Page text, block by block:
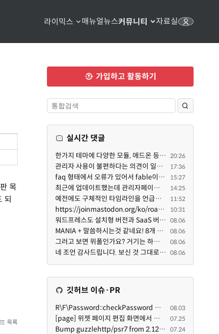
라이믹스 매뉴얼뉴스커뮤니티 자료실
목
되
목록
가입하고 활동하기
실시간 댓글
한가지 테마에 다양한 모듈, 애드온 등을 같이 사용하게 되면 의외로 어려운게 일관성이 있는 디자인의 유지... 20:26
관리자 사용이 불편하다는 의견이 일부 있어서 반영했습니다 ㅎㅎ 8.4이상도 지원될 수 있도록 10.5.2 혹은 ... 17:36
faq 형태에서 오류가 있어서 fable이 수정해 주었습니다. 참고하세요. 증상 FAQ형 목록에서 항목을 펼치면 ... 15:27
최근에 업데이트했는데 관리자페이지가 많이 달라졌네요 여기서 모듈 설치하려고 하니 php 8.4.14버전이라 8... 14:25
예전에도 구체적인 타임라인을 언급했다가 지키지 못한 것에 죄송한 마음이 있다 보니 (코어 개발/운영 자체... 11:52
https://joinmastodon.org/ko/roadmap 로드맵 이야기가 나온김에 적자면 공홈에 대략적인 로드맵이 공개되어... 10:31
워드프레스도 설치형 버전과 SaaS 버전(워드프레스닷컴)은 다른 점이 많습니다. SaaS로 제공한다면 GPL 라이... 08.06
MANIA + 말씀하시는것 같네요! 8개 정도의 커뮤니티가 저 MANIA+ 기반으로 구축된거로 알고 있습니다. SaaS ... 08.06
그러고 보면 위폴인가요? 거기는 하단바를 보니까 커뮤니티 빌딩 SaaS 솔루션을 사용하고 있는거 같더라고요... 08.06
네 조언 감사드립니다. 보신 것 그대로 틀린 말씀은 아닙니다. 다만, 배포한 것에 대해 흥미가 떨어져서 뒷... 08.06
깃허브 이슈·PR
R\F\Password::checkPassword 함수 해시 알고리즘을 암시적으로 호출하는 경우 Argon2id 해시 비교 실패 08.03
[page] 위젯 페이지 편집 화면에서 위젯이 Context의 module_info를 덮어쓰면 저장이 ERR_ACT_IS_NOT_STANDALONE으로 실패 07.25
Bump guzzlehttp/psr7 from 2.12.1 to 2.12.3 in /common 07.24